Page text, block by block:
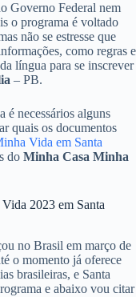
Governo Federal nem
o programa é voltado
não se estresse que
como regras e
língua para se inscrever
– PB.
é necessários alguns
quais os documentos
Vida em Santa
do Minha Casa Minha
2023 em Santa
no Brasil em março de
o momento já oferece
brasileiras, e Santa
e abaixo vou citar